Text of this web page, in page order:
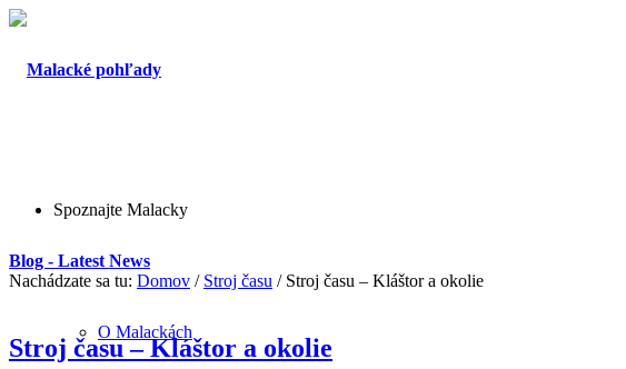
Spoznajte Malacky
O Malackách
Blog - Latest News
Nachádzate sa tu: Domov / Stroj času / Stroj času – Kláštor a okolie
Stroj času – Kláštor a okolie